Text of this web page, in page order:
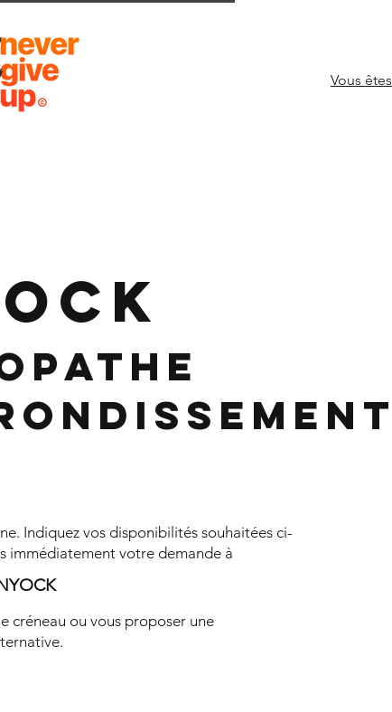
Vous êtes
Indiquez vos disponibilités souhaitées ci-
immédiatement votre demande à
créneau ou vous proposer une